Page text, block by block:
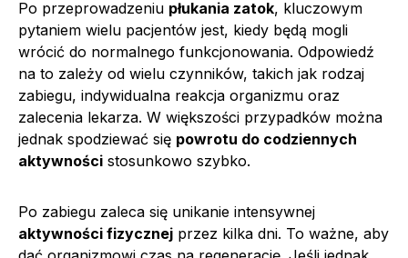
Po przeprowadzeniu płukania zatok, kluczowym
pytaniem wielu pacjentów jest, kiedy będą mogli
wrócić do normalnego funkcjonowania. Odpowiedź
na to zależy od wielu czynników, takich jak rodzaj
zabiegu, indywidualna reakcja organizmu oraz
zalecenia lekarza. W większości przypadków można
jednak spodziewać się powrotu do codziennych
aktywności stosunkowo szybko.
Po zabiegu zaleca się unikanie intensywnej
aktywności fizycznej przez kilka dni. To ważne, aby